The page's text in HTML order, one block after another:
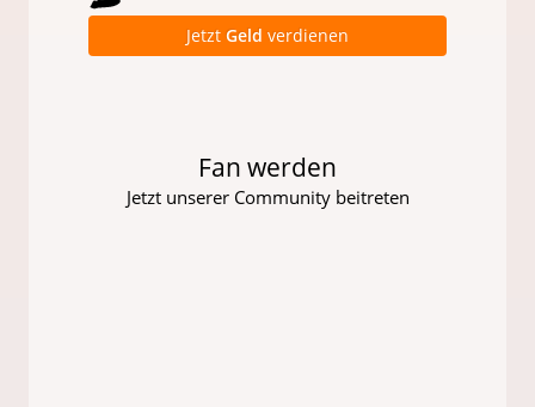
Jetzt Geld verdienen
Fan werden
Jetzt unserer Community beitreten